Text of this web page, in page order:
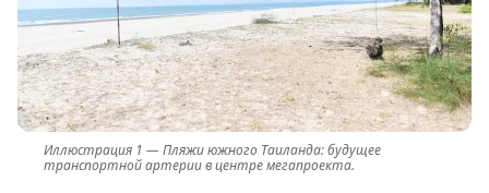
Пляжи южного Таиланда: будущее
транспортной артерии в центре мегапроекта.